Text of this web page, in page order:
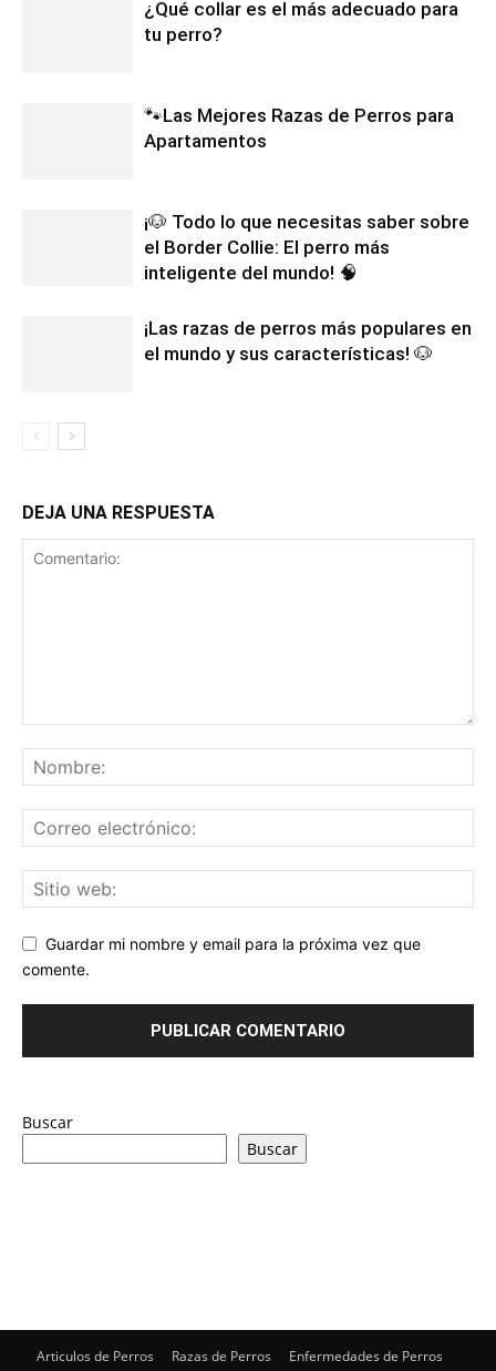
¿Qué collar es el más adecuado para
tu perro?
🐾Las Mejores Razas de Perros para
Apartamentos
¡🐶 Todo lo que necesitas saber sobre
el Border Collie: El perro más
inteligente del mundo! 🧠
¡Las razas de perros más populares en
el mundo y sus características! 🐶
DEJA UNA RESPUESTA
Guardar mi nombre y email para la próxima vez que
comente.
Buscar
Buscar
Articulos de Perros Razas de Perros
Enfermedades de Perros